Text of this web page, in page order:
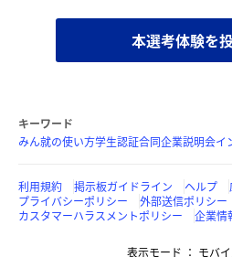
本選考体験を
キーワード
みん就の使い方学生認証合同企業説明会イ
利用規約 掲示板ガイドライン ヘルプ
プライバシーポリシー
外部送信ポリシー
カスタマーハラスメントポリシー
企業情
表示モード モバ